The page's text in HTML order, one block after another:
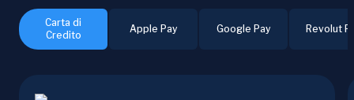
Carta di
Credito
Apple Pay Google Pay Revolut